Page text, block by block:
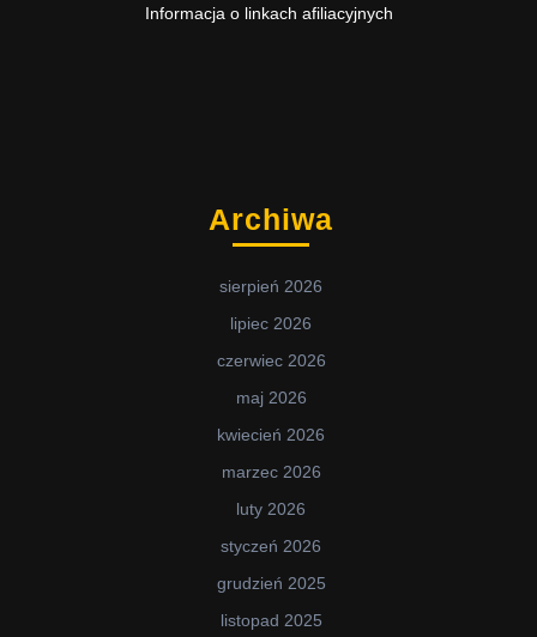
Informacja o linkach afiliacyjnych
Archiwa
sierpień 2026
lipiec 2026
czerwiec 2026
maj 2026
kwiecień 2026
marzec 2026
luty 2026
styczeń 2026
grudzień 2025
listopad 2025